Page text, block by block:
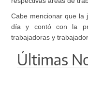
Cabe mencionar que la
día y contó con la
trabajadoras y
Últimas